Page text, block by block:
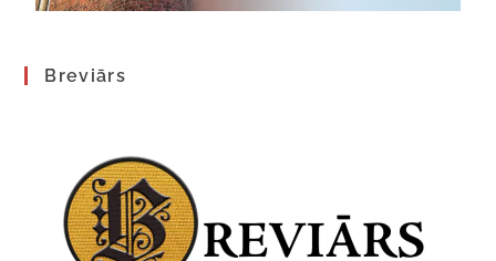
Breviārs